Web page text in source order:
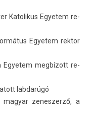
Katolikus Egyetem re­
Egyetem re­ktor
Egyetem megbízott re­
lab­darúgó
magyar zenes­zerző, a